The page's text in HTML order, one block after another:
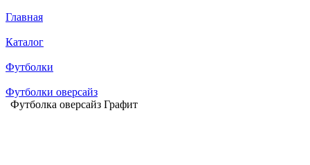
Главная
Каталог
Футболки
Футболки оверсайз
Футболка оверсайз Графит